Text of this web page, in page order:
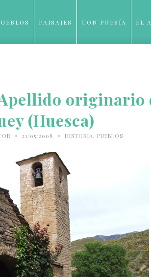
PAISAJES CON POESÍA EL
originario
(Huesca)
• 21/05/2008 • HISTORIA, PUEBLOS